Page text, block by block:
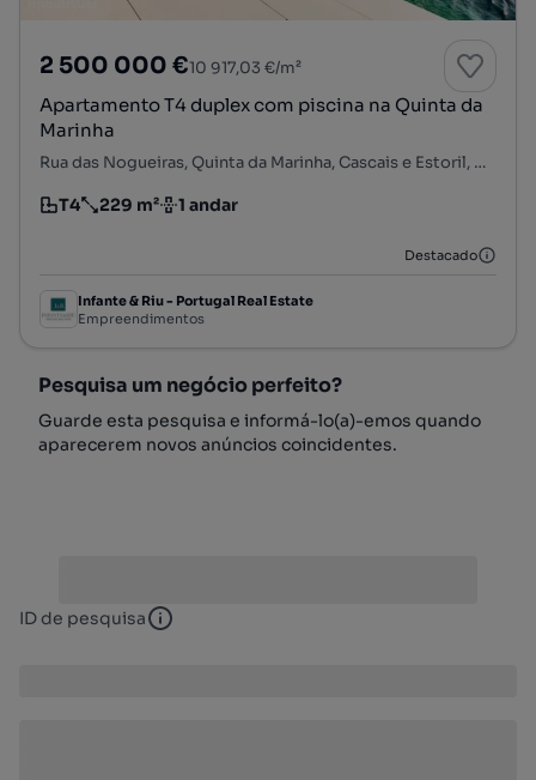
2 500 000 €10 917,03 €/m²
Apartamento T4 duplex com piscina na Quinta da
Marinha
Rua das Nogueiras, Quinta da Marinha, Cascais e Estoril, Cascais, Lisboa
Tipologia
T4
Preço por metro quadrado
229 m²
Andar 1 andar
Destacado
Infante & Riu - Portugal Real Estate
Empreendimentos
Pesquisa um negócio perfeito?
Guarde esta pesquisa e informá-lo(a)-emos quando
aparecerem novos anúncios coincidentes.
ID de pesquisa ID de pesquisa